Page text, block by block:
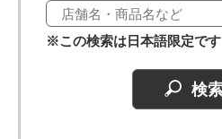
※この検索は日本語限定です